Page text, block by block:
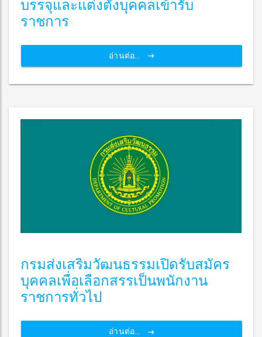
บรรจุและแต่งตั้งบุคคลเข้ารับ
ราชการ
อ่านต่อ...
กรมส่งเสริมวัฒนธรรมเปิดรับสมัคร
บุคคลเพื่อเลือกสรรเป็นพนักงาน
ราชการทั่วไป
อ่านต่อ...